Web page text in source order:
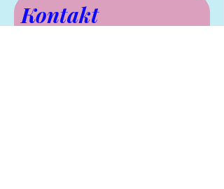
Kontakt